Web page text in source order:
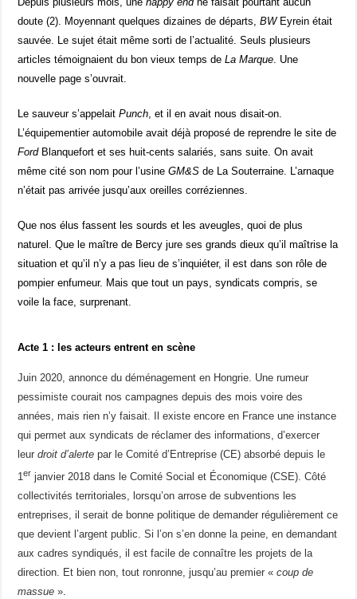
doute (2). Moyennant quelques dizaines de départs,BWEyrein était
sauvée. Le sujet était même sorti de l’actualité. Seuls plusieurs
articles témoignaient du bon vieux temps deLa Marque. Une
nouvelle page s’ouvrait.
Le sauveur s’appelaitPunch, et il en avait nous disait-on.
L’équipementier automobile avait déjà proposé de reprendre le site de
FordBlanquefort et ses huit-cents salariés, sans suite. On avait
même cité son nom pour l’usineGM&S de La Souterraine. L’arnaque
n’était pas arrivée jusqu’aux oreilles corréziennes.
Que nos élus fassent les sourds et les aveugles, quoi de plus
naturel. Que le maître de Bercy jure ses grands dieux qu’il maîtrise la
situation et qu’il n’y a pas lieu de s’inquiéter, il est dans son rôle de
pompier enfumeur. Mais que tout un pays, syndicats compris, se
voile la face, surprenant.
Acte 1 : les acteurs entrent en scène
Juin 2020, annonce du déménagement en Hongrie. Une rumeur
pessimiste courait nos campagnes depuis des mois voire des
années, mais rien n’y faisait. Il existe encore en France une instance
qui permet aux syndicats de réclamer des informations, d’exercer
leurdroit d’alerte par le Comité d’Entreprise (CE) absorbé depuis le
1er janvier 2018 dans le Comité Social et Économique (CSE). Côté
collectivités territoriales, lorsqu’on arrose de subventions les
entreprises, il serait de bonne politique de demander régulièrement ce
que devient l’argent public. Si l’on s’en donne la peine, en demandant
aux cadres syndiqués, il est facile de connaître les projets de la
direction. Et bien non, tout ronronne, jusqu’au premier «coup de
massue »